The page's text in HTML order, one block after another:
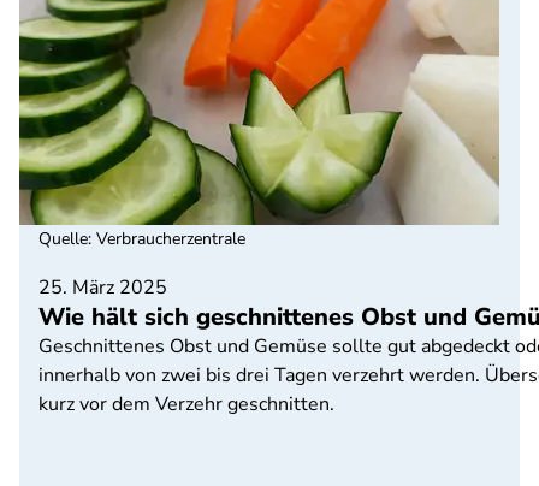
25. März 2025
Wie hält sich geschnittenes Obst und
Geschnittenes Obst und Gemüse sollte gut abgedeckt
innerhalb von zwei bis drei Tagen verzehrt werden.
kurz vor dem Verzehr geschnitten.
Quelle: Verbraucherzentrale